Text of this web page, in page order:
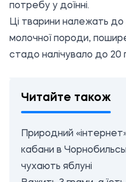
потребу у доїнні.
Ці тварини належать до
молочної породи,
стадо налічувало до 20
Читайте також
Природний
кабани в
чухають яблуні